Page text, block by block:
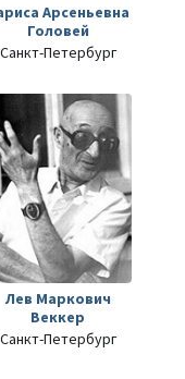
Арсеньевна
Головей
Санкт-Петербург
Лев Маркович
Веккер
Санкт-Петербург